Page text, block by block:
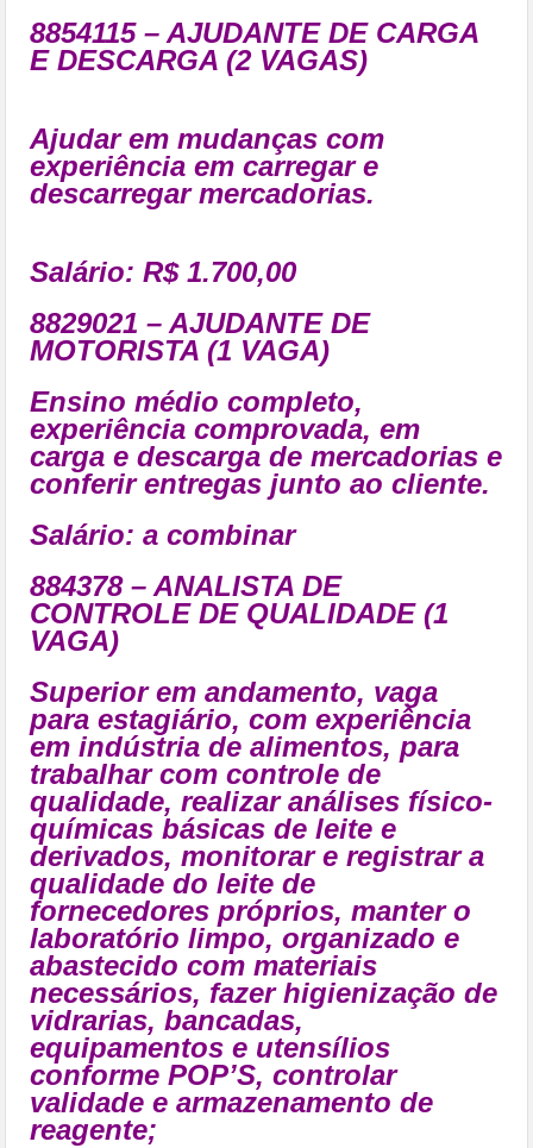
8854115 – AJUDANTE DE CARGA
E DESCARGA (2 VAGAS)
Ajudar em mudanças com
experiência em carregar e
descarregar mercadorias.
Salário: R$ 1.700,00
8829021 – AJUDANTE DE
MOTORISTA (1 VAGA)
Ensino médio completo,
experiência comprovada, em
carga e descarga de mercadorias e
conferir entregas junto ao cliente.
Salário: a combinar
884378 – ANALISTA DE
CONTROLE DE QUALIDADE (1
VAGA)
Superior em andamento, vaga
para estagiário, com experiência
em indústria de alimentos, para
trabalhar com controle de
qualidade, realizar análises físico-
químicas básicas de leite e
derivados, monitorar e registrar a
qualidade do leite de
fornecedores próprios, manter o
laboratório limpo, organizado e
abastecido com materiais
necessários, fazer higienização de
vidrarias, bancadas,
equipamentos e utensílios
conforme POP’S, controlar
validade e armazenamento de
reagente;